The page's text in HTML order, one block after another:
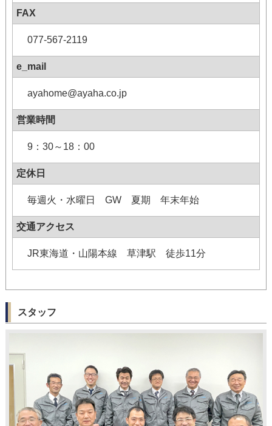
FAX
077-567-2119
e_mail
ayahome@ayaha.co.jp
営業時間
9：30～18：00
定休日
毎週火・水曜日 GW 夏期 年末年始
交通アクセス
JR東海道・山陽本線 草津駅 徒歩11分
スタッフ